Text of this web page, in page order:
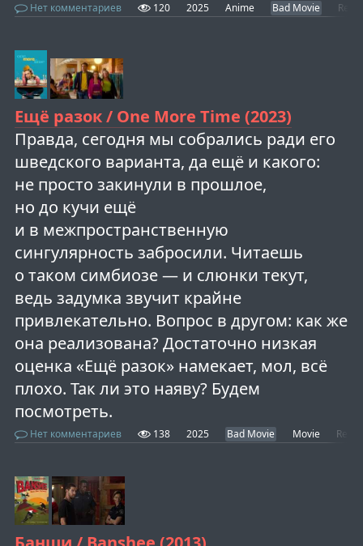
Нет комментариев 120 2025 Anime Bad Movie
Ещё разок / One More Time (2023)
Правда, сегодня мы собрались ради его
шведского варианта, да ещё и какого:
не просто закинули в прошлое,
но до кучи ещё
и в межпространственную
сингулярность забросили. Читаешь
о таком симбиозе — и слюнки текут,
ведь задумка звучит крайне
привлекательно. Вопрос в другом: как же
она реализована? Достаточно низкая
оценка «Ещё разок» намекает, мол, всё
плохо. Так ли это наяву? Будем
посмотреть.
Нет комментариев 138 2025 Bad Movie Movie